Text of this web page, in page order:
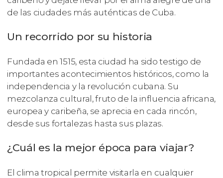
de las ciudades más auténticas de Cuba.
Un recorrido por su historia
Fundada en 1515, esta ciudad ha sido testigo de
importantes acontecimientos históricos, como la
independencia y la revolución cubana. Su
mezcolanza cultural, fruto de la influencia africana,
europea y caribeña, se aprecia en cada rincón,
desde sus fortalezas hasta sus plazas.
¿Cuál es la mejor época para viajar?
El clima tropical permite visitarla en cualquier